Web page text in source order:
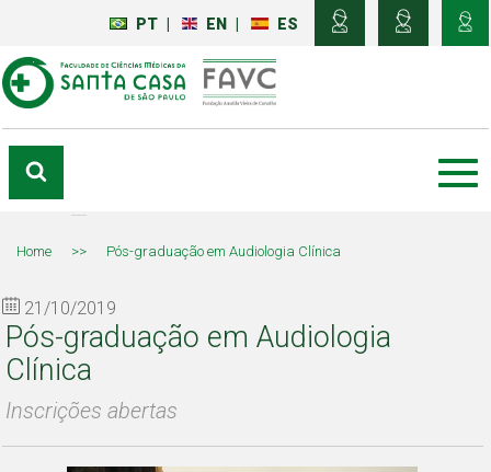
PT EN ES
Home >> Pós-graduação em Audiologia Clínica
21/10/2019
Pós-graduação em Audiologia
Clínica
Inscrições abertas